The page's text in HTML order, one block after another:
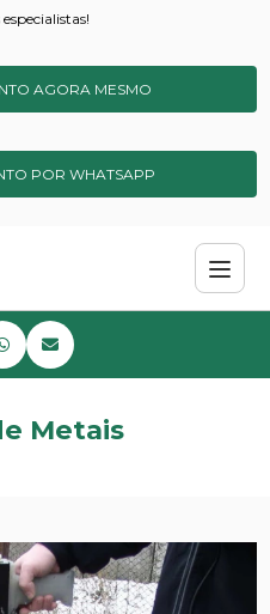
AGORA MESMO
POR WHATSAPP
preciosos
Metais